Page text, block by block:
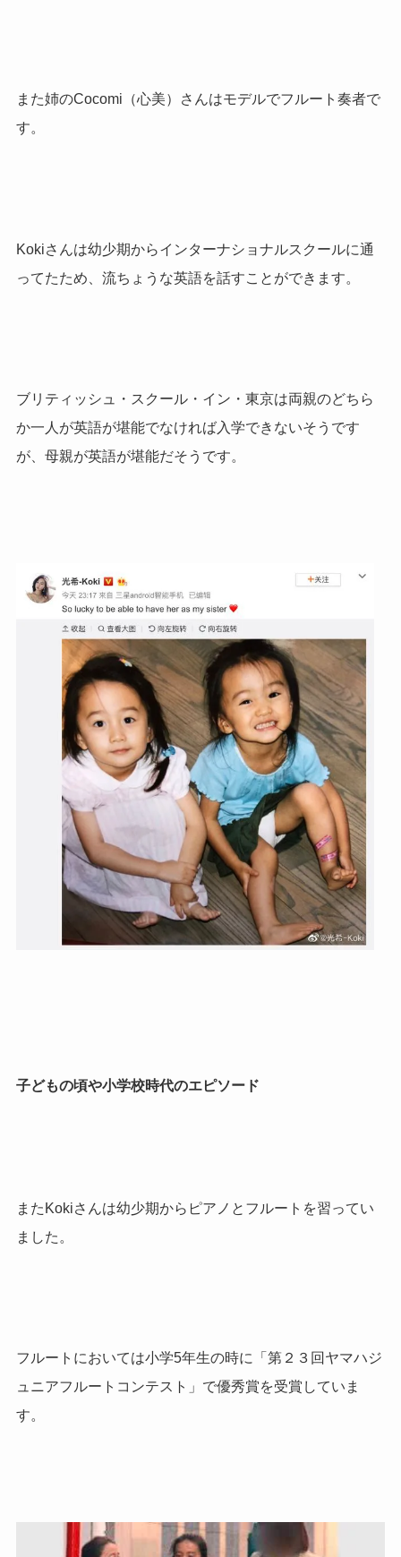
また姉のCocomi（心美）さんはモデルでフルート奏者で
す。
Kokiさんは幼少期からインターナショナルスクールに通
ってたため、流ちょうな英語を話すことができます。
ブリティッシュ・スクール・イン・東京は両親のどちら
か一人が英語が堪能でなければ入学できないそうです
が、母親が英語が堪能だそうです。
子どもの頃や小学校時代のエピソード
またKokiさんは幼少期からピアノとフルートを習ってい
ました。
フルートにおいては小学5年生の時に「第２３回ヤマハジ
ュニアフルートコンテスト」で優秀賞を受賞していま
す。